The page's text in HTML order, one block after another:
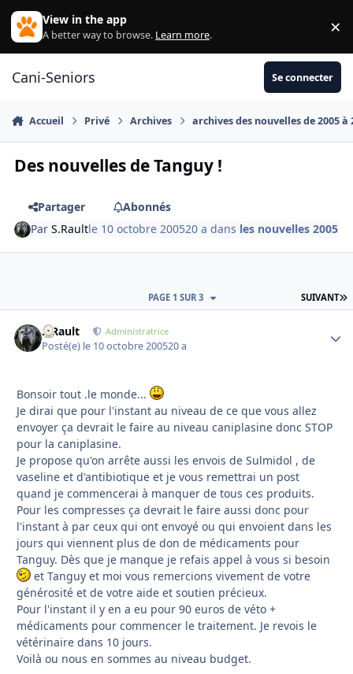
Aller au contenu
View in the app
A better way to browse. Learn more. ×
Cani-Seniors Se connecter
Accueil Privé Archives archives des nouvelles de 2005 à
Des nouvelles de Tanguy !
Partager
Abonnés
ParS.Raultle 10 octobre 200520 a dans les nouvelles 2005
SUIVANT
PAGE 1 SUR 3
S.Rault Administratrice
Posté(e) le 10 octobre 200520 a
Bonsoir tout .le monde...
Je dirai que pour l'instant au niveau de ce que vous allez
envoyer ça devrait le faire au niveau caniplasine donc STOP
pour la caniplasine.
Je propose qu'on arrête aussi les envois de Sulmidol , de
vaseline et d'antibiotique et je vous remettrai un post
quand je commencerai à manquer de tous ces produits.
Pour les compresses ça devrait le faire aussi donc pour
l'instant à par ceux qui ont envoyé ou qui envoient dans les
jours qui viennent plus de don de médicaments pour
Tanguy. Dès que je manque je refais appel à vous si besoin
et Tanguy et moi vous remercions vivement de votre
générosité et de votre aide et soutien précieux.
Pour l'instant il y en a eu pour 90 euros de véto +
médicaments pour commencer le traitement. Je revois le
vétérinaire dans 10 jours.
Voilà ou nous en sommes au niveau budget.